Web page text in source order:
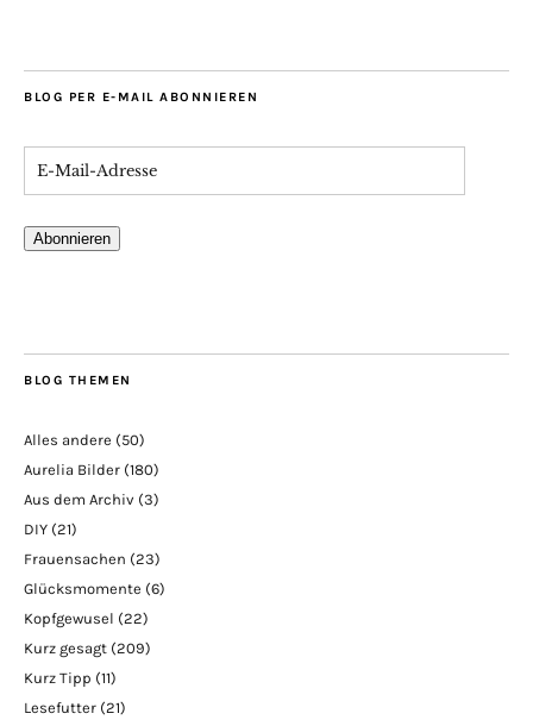
BLOG PER E-MAIL ABONNIEREN
Abonnieren
BLOG THEMEN
Alles andere (50)
Aurelia Bilder (180)
Aus dem Archiv (3)
DIY (21)
Frauensachen (23)
Glücksmomente (6)
Kopfgewusel (22)
Kurz gesagt (209)
Kurz Tipp (11)
Lesefutter (21)